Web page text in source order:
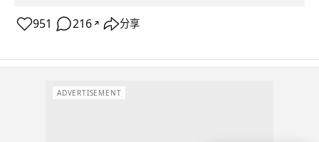
951 216 ↗ 分享
ADVERTISEMENT